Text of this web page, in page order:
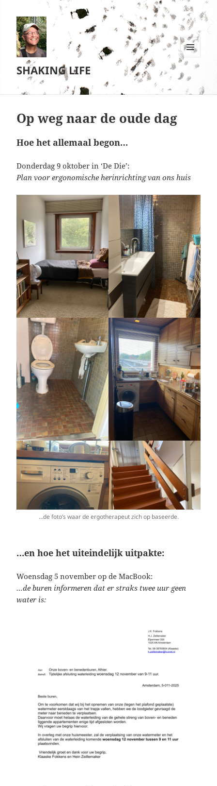
SHAKING LIFE
MENU
WIDGETS
Op weg naar de oude dag
Hoe het allemaal begon…
Donderdag 9 oktober in ‘De Die’:
Plan voor ergonomische herinrichting van ons huis
…de foto’s waar de ergotherapeut zich op baseerde.
…en hoe het uiteindelijk uitpakte:
Woensdag 5 november op de MacBook:
…de buren informeren dat er straks twee uur geen
water is: